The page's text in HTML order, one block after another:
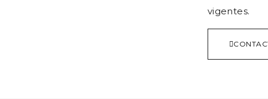
vigentes.